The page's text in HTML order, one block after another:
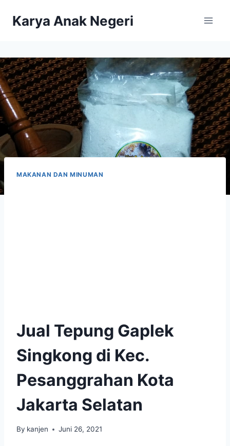
Karya Anak Negeri
MAKANAN DAN MINUMAN
Jual Tepung Gaplek
Singkong di Kec.
Pesanggrahan Kota
Jakarta Selatan
By kanjen Juni 26, 2021